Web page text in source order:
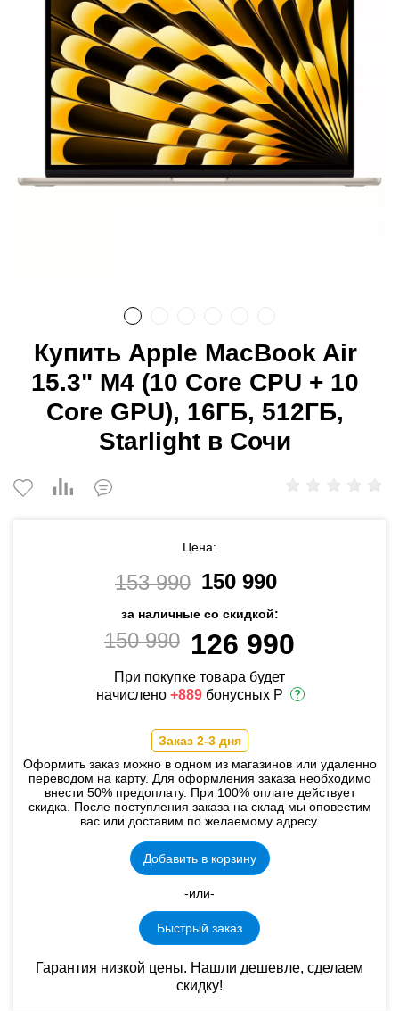
Купить Apple MacBook Air
15.3" M4 (10 Core CPU + 10
Core GPU), 16ГБ, 512ГБ,
Starlight в Сочи
Цена:
153 990 150 990
за наличные со скидкой:
150 990 126 990
При покупке товара будет
начислено +889 бонусных Р
Заказ 2-3 дня
Оформить заказ можно в одном из магазинов или удаленно
переводом на карту. Для оформления заказа необходимо
внести 50% предоплату. При 100% оплате действует
скидка. После поступления заказа на склад мы оповестим
вас или доставим по желаемому адресу.
Добавить в корзину
-или-
Быстрый заказ
Гарантия низкой цены. Нашли дешевле, сделаем
скидку!